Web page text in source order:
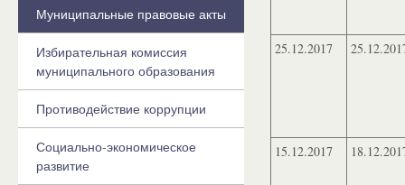
25.12.2017
15.12.2017
Муниципальные правовые акты
Избирательная комиссия
муниципального образования
Противодействие коррупции
Социально-экономическое
развитие